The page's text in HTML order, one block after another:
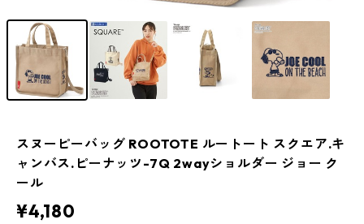
スヌーピーバッグ ROOTOTE ルートート スクエア.キ
ャンバス.ピーナッツ-7Q 2wayショルダー ジョー ク
ール
¥4,180